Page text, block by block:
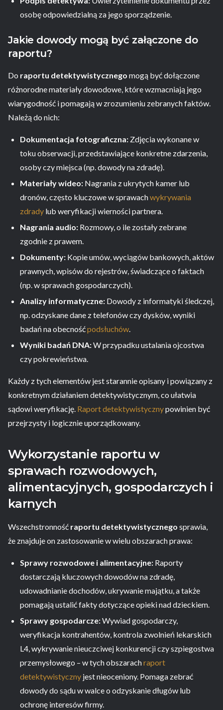
osobę odpowiedzialną za jego sporządzenie.
Jakie dowody mogą być załączone do
raportu?
Do raportu detektywistycznego mogą być dołączone
różnorodne materiały dowodowe, które wzmacniają jego
wiarygodność i pomagają w zrozumieniu zebranych faktów.
Należą do nich:
Dokumentacja fotograficzna: Zdjęcia wykonane w
toku obserwacji, przedstawiające konkretne zdarzenia,
osoby czy miejsca (np. dowody na zdradę).
Materiały wideo: Nagrania z ukrytych kamer lub
dronów, często kluczowe w sprawachwykrywania
zdrady lub weryfikacji wierności partnera.
Nagrania audio: Rozmowy, o ile zostały zebrane
zgodnie z prawem.
Dokumenty: Kopie umów, wyciągów bankowych, aktów
prawnych, wpisów do rejestrów, świadczące o faktach
(np. w sprawach gospodarczych).
Analizy informatyczne: Dowody z informatyki śledczej,
np. odzyskane dane z telefonów czy dysków, wyniki
badań na obecnośćpodsłuchów.
Wyniki badań DNA:W przypadku ustalania ojcostwa
czy pokrewieństwa.
Każdy z tych elementów jest starannie opisany i powiązany z
konkretnym działaniem detektywistycznym, co ułatwia
sądowi weryfikację. Raport detektywistycznypowinien być
przejrzysty i logicznie uporządkowany.
Wykorzystanie raportu w
sprawach rozwodowych,
alimentacyjnych, gospodarczych i
karnych
Wszechstronność raportu detektywistycznego sprawia,
że znajduje on zastosowanie w wielu obszarach prawa:
Sprawy rozwodowe i alimentacyjne: Raporty
dostarczają kluczowych dowodów na zdradę,
udowadnianie dochodów, ukrywanie majątku, a także
pomagają ustalić fakty dotyczące opieki nad dzieckiem.
Sprawy gospodarcze:Wywiad gospodarczy,
weryfikacja kontrahentów, kontrola zwolnień lekarskich
L4, wykrywanie nieuczciwej konkurencji czy szpiegostwa
przemysłowego – w tych obszarachraport
detektywistyczny jest nieoceniony. Pomaga zebrać
dowody do sądu w walce o odzyskanie długów lub
ochronę interesów firmy.